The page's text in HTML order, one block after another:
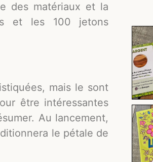
des matériaux et la
et les 100 jetons
mais le sont
être intéressantes
Au lancement,
le pétale de